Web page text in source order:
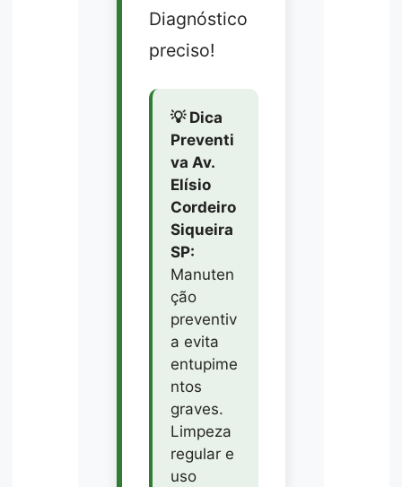
Diagnóstico
preciso!
💡 Dica
Preventi
va Av.
Elísio
Cordeiro
Siqueira
SP:
Manuten
ção
preventiv
a evita
entupime
ntos
graves.
Limpeza
regular e
uso